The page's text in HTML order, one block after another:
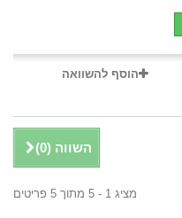
הוסף להשוואה
השווה (0
)
מציג 1 - 5 מתוך 5 פריטים